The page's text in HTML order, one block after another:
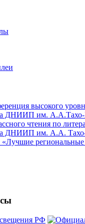
высокого
ДНИИП им. А.А.Тахо-
чтения по
ДНИИП им. А.А.
региональные